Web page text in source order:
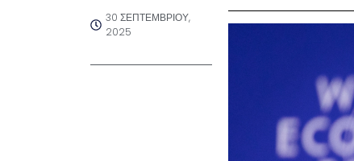
30 ΣΕΠΤΕΜΒΡΊΟΥ,
2025